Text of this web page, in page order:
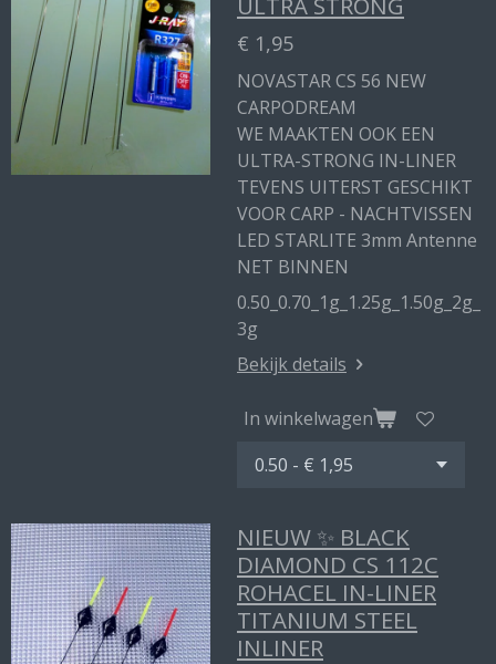
€ 1,95
NOVASTAR CS 56 NEW
CARPODREAM
WE MAAKTEN OOK EEN
ULTRA-STRONG IN-LINER
TEVENS UITERST GESCHIKT
VOOR CARP - NACHTVISSEN
LED STARLITE 3mm Antenne
NET BINNEN
0.50_0.70_1g_1.25g_1.50g_2g_
3g
Bekijk details
In winkelwagen
NIEUW ✨ BLACK
DIAMOND CS 112C
ROHACEL IN-LINER
TITANIUM STEEL
INLINER